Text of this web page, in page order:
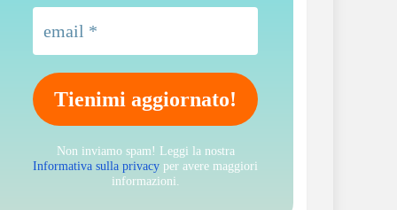
Non inviamo spam! Leggi la nostra
Informativa sulla privacy per avere maggiori
informazioni.